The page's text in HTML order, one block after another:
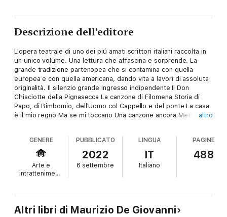
Descrizione dell’editore
L'opera teatrale di uno dei piú amati scrittori italiani raccolta in
un unico volume. Una lettura che affascina e sorprende. La
grande tradizione partenopea che si contamina con quella
europea e con quella americana, dando vita a lavori di assoluta
originalità. Il silenzio grande Ingresso indipendente Il Don
Chisciotte della Pignasecca La canzone di Filomena Storia di
Papo, di Bimbomio, dell'Uomo col Cappello e del ponte La casa
è il mio regno Ma se mi toccano Una canzone ancora Mettici la
appena arrestata e un femminiello che nel '43 trovano rifugio
dalle bombe in una cantina. Una cantante che ripercorre la
propria carriera attraverso i vestiti con cui è salita sul palco...
Nove testi, portati in scena da importanti registi e attori del
panorama nazionale, in cui Maurizio de Giovanni esplora, come
spirituale - in tutte le sue sfumature, fondendo in maniera unica
il dramma con la commedia.
altro
GENERE
Arte e
intrattenimento
PUBBLICATO
2022
6 settembre
LINGUA
IT
Italiano
PAGINE
488
Altri libri di Maurizio De Giovanni